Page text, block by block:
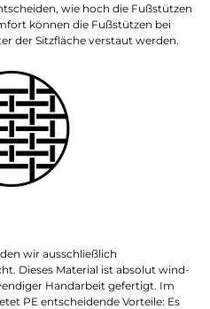
wie hoch die Fußstützen
können die Fußstützen bei
der Sitzfläche verstaut werden.
wir ausschließlich
Dieses Material ist absolut wind-
Handarbeit gefertigt. Im
PE entscheidende Vorteile: Es